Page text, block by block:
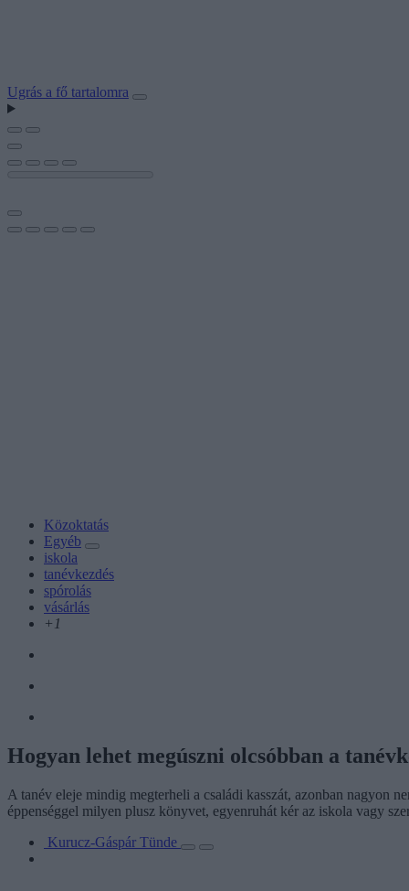
Ugrás a fő tartalomra
Közoktatás
Egyéb
iskola
tanévkezdés
spórolás
vásárlás
+1
Hogyan lehet megúszni olcsóbban a
A tanév eleje mindig megterheli a családi kasszát, azonban nagyon
éppenséggel milyen plusz könyvet, egyenruhát kér az iskola vagy
Kurucz-Gáspár Tünde